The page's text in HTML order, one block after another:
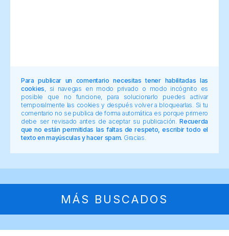
Para publicar un comentario necesitas tener habilitadas las
cookies , si navegas en modo privado o modo incógnito es
posible que no funcione, para solucionarlo puedes activar
temporalmente las cookies y después volver a bloquearlas. Si tu
comentario no se publica de forma automática es porque primero
debe ser revisado antes de aceptar su publicación.Recuerda
que no están permitidas las faltas de respeto, escribir todo el
texto en mayúsculas y hacer spam. Gracias.
MÁS BUSCADOS